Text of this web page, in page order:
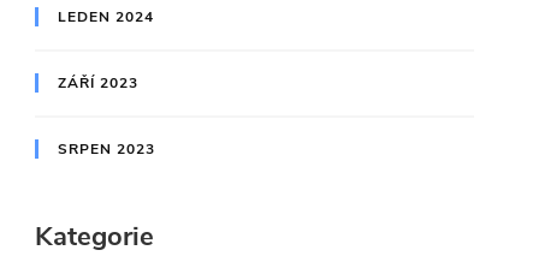
LEDEN 2024
ZÁŘÍ 2023
SRPEN 2023
Kategorie